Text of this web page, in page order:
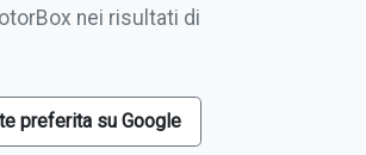
nei risultati di
preferita su Google